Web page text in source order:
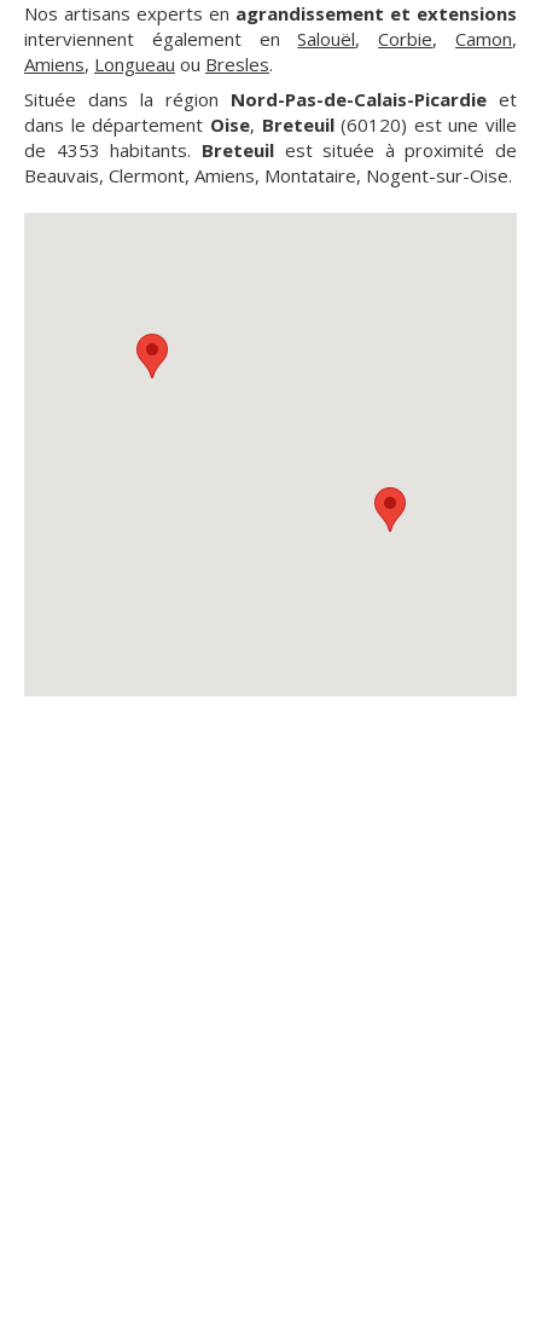
Nos artisans experts en agrandissement et extensions
interviennent également enSalouël,Corbie,Camon,
Amiens, Longueau ou Bresles.
Située dans la région Nord-Pas-de-Calais-Picardie et
dans le département Oise, Breteuil(60120) est une ville
de 4353 habitants. Breteuilest située à proximité de
Beauvais, Clermont, Amiens, Montataire, Nogent-sur-Oise.